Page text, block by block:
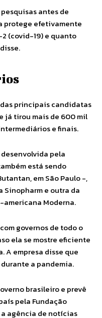
antes de
protege efetivamente
(covid-19) e quanto
principais candidatas
já tirou mais de 600 mil
e finais.
pela
está sendo
em São Paulo -,
Sinopharm e outra da
Moderna.
governos de todo o
ela se mostre eficiente
A empresa disse que
a pandemia.
brasileiro e prevê
pela Fundação
a agência de notícias